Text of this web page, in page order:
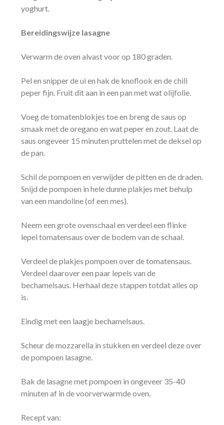
yoghurt.
Bereidingswijze lasagne
Verwarm de oven alvast voor op 180 graden.
Pel en snipper de ui en hak de knoflook en de chili
peper fijn. Fruit dit aan in een pan met wat olijfolie.
Voeg de tomatenblokjes toe en breng de saus op
smaak met de oregano en wat peper en zout. Laat de
saus ongeveer 15 minuten pruttelen met de deksel op
de pan.
Schil de pompoen en verwijder de pitten en de draden.
Snijd de pompoen in hele dunne plakjes met behulp
van een mandoline (of een mes).
Neem een grote ovenschaal en verdeel een flinke
lepel tomatensaus over de bodem van de schaal.
Verdeel de plakjes pompoen over de tomatensaus.
Verdeel daarover een paar lepels van de
bechamelsaus. Herhaal deze stappen totdat alles op
is.
Eindig met een laagje bechamelsaus.
Scheur de mozzarella in stukken en verdeel deze over
de pompoen lasagne.
Bak de lasagne met pompoen in ongeveer 35-40
minuten af in de voorverwarmde oven.
Recept van: